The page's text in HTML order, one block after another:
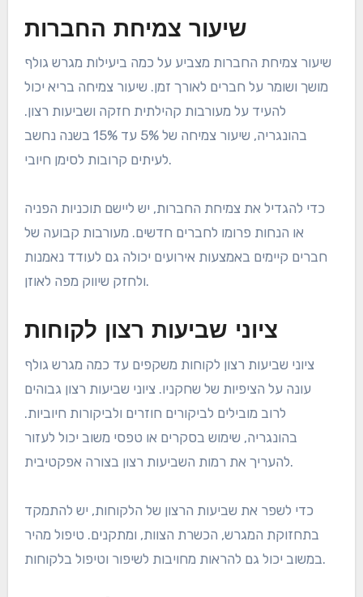
שיעור צמיחת החברות
שיעור צמיחת החברות מצביע על כמה ביעילות מגרש גולף
מושך ושומר על חברים לאורך זמן. שיעור צמיחה בריא יכול
להעיד על מעורבות קהילתית חזקה ושביעות רצון.
בהונגריה, שיעור צמיחה של 5% עד 15% בשנה נחשב
לעיתים קרובות לסימן חיובי.
כדי להגדיל את צמיחת החברות, יש ליישם תוכניות הפניה
או הנחות פרומו לחברים חדשים. מעורבות קבועה של
חברים קיימים באמצעות אירועים יכולה גם לעודד נאמנות
ולחזק שיווק מפה לאוזן.
ציוני שביעות רצון לקוחות
ציוני שביעות רצון לקוחות משקפים עד כמה מגרש גולף
עונה על הציפיות של שחקניו. ציוני שביעות רצון גבוהים
לרוב מובילים לביקורים חוזרים ולביקורות חיוביות.
בהונגריה, שימוש בסקרים או טפסי משוב יכול לעזור
להעריך את רמות השביעות רצון בצורה אפקטיבית.
כדי לשפר את שביעות הרצון של הלקוחות, יש להתמקד
בתחזוקת המגרש, הכשרת הצוות, ומתקנים. טיפול מהיר
במשוב יכול גם להראות מחויבות לשיפור וטיפול בלקוחות.